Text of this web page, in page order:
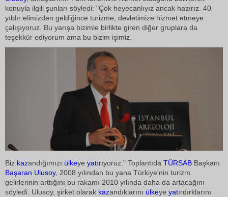
konuyla ilgili şunları söyledi: "Çok heyecanlıyız ancak hazırız. 40
yıldır elimizden geldiğince turizme, devletimize hizmet etmeye
çalışıyoruz. Bu yarışa bizimle birlikte giren diğer gruplara da
teşekkür ediyorum ama bu bizim işimiz.
Biz kazandığımızı ülkeye yatırıyoruz." Toplantıda TÜRSAB Başkanı
Başaran Ulusoy, 2008 yılından bu yana Türkiye'nin turizm
gelirlerinin arttığını bu rakamı 2010 yılında daha da artacağını
söyledi. Ulusoy, şirket olarak kazandıklarını ülkeye yatırdırklarını